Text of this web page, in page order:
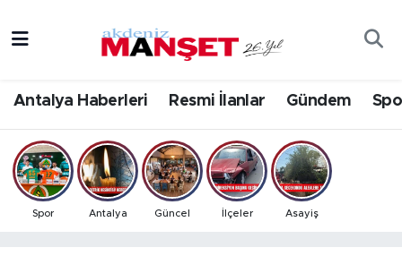
Antalya Haberleri Resmi İlanlar Gündem
Spor Antalya Güncel İlçeler Asayiş
Bilim & Teknoloji
Eğitim
Ekonomi
Antalya Hava Durumu
Antalya Namaz Vakitleri
Antalya Trafik Yoğunluk Haritası